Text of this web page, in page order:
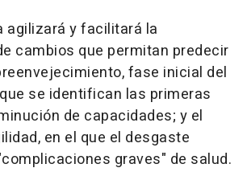
agilizará y facilitará la
cambios que permitan predecir
fase inicial del
se identifican las primeras
de capacidades; y el
en el que el desgaste
graves" de salud.